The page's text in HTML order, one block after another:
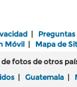
|
Móvil| Mapa de
de fotos de otros
| Guatemala |